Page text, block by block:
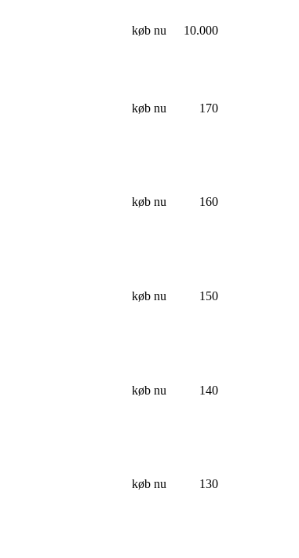
køb nu 10.000
køb nu 170
køb nu 160
køb nu 150
køb nu 140
køb nu 130